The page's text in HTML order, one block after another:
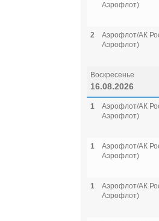
Аэрофлот)
2
Аэрофлот/АК
Аэрофлот)
Воскресенье
16.08.2026
1
Аэрофлот/АК
Аэрофлот)
1
Аэрофлот/АК
Аэрофлот)
1
Аэрофлот/АК
Аэрофлот)